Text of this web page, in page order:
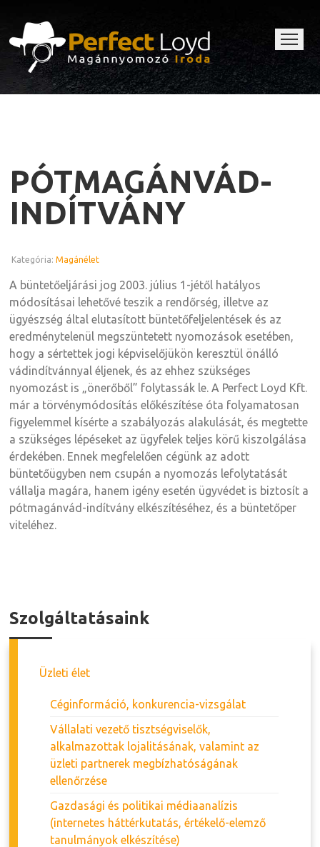
PÓTMAGÁNVÁD-
INDÍTVÁNY
Kategória:Magánélet
A büntetőeljárási jog 2003. július 1-jétől hatályos
módosításai lehetővé teszik a rendőrség, illetve az
ügyészség által elutasított büntetőfeljelentések és az
eredménytelenül megszüntetett nyomozások esetében,
hogy a sértettek jogi képviselőjükön keresztül önálló
vádindítvánnyal éljenek, és az ehhez szükséges
nyomozást is „önerőből” folytassák le. A Perfect Loyd Kft.
már a törvénymódosítás előkészítése óta folyamatosan
figyelemmel kísérte a szabályozás alakulását, és megtette
a szükséges lépéseket az ügyfelek teljes körű kiszolgálása
érdekében. Ennek megfelelően cégünk az adott
büntetőügyben nem csupán a nyomozás lefolytatását
vállalja magára, hanem igény esetén ügyvédet is biztosít a
pótmagánvád-indítvány elkészítéséhez, és a büntetőper
viteléhez.
Szolgáltatásaink
Üzleti élet
Céginformáció, konkurencia-vizsgálat
Vállalati vezető tisztségviselők,
alkalmazottak lojalitásának, valamint az
üzleti partnerek megbízhatóságának
ellenőrzése
Gazdasági és politikai médiaanalízis
(internetes háttérkutatás, értékelő-elemző
tanulmányok elkészítése)